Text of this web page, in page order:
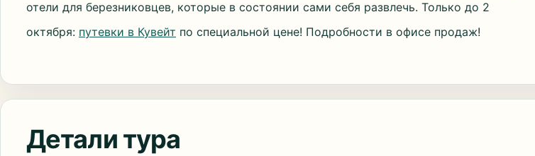
отели для березниковцев, которые в состоянии сами себя развлечь. Только до 2
октября: путевки в Кувейт по специальной цене! Подробности в офисе продаж!
Детали тура